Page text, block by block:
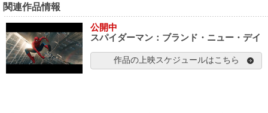
関連作品情報
公開中
スパイダーマン：ブランド・ニュー・デイ
作品の上映スケジュールはこちら